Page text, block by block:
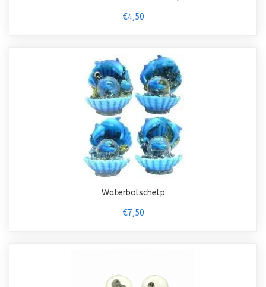
€4,50
Waterbolschelp
€7,50